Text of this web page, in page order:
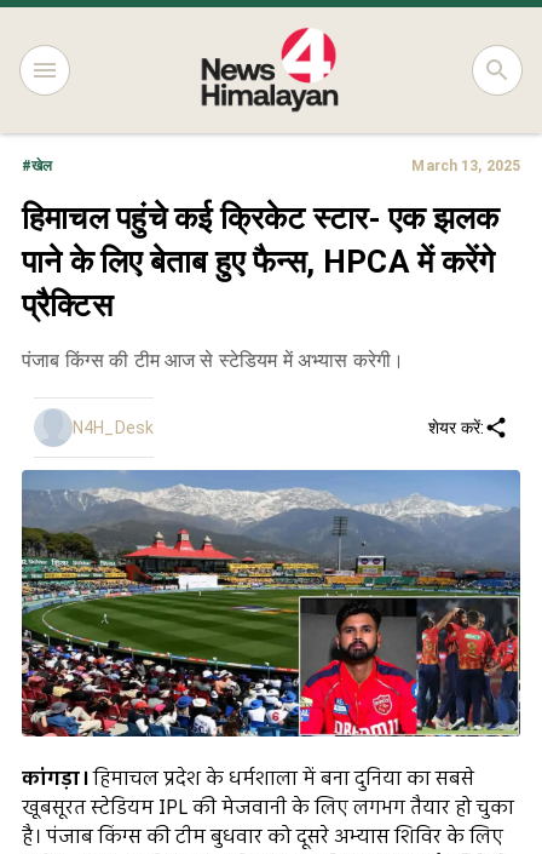
#खेल March 13, 2025
हिमाचल पहुंचे कई क्रिकेट स्टार- एक झलक
पाने के लिए बेताब हुए फैन्स, HPCA में करेंगे
प्रैक्टिस
पंजाब किंग्स की टीम आज से स्टेडियम में अभ्यास करेगी।
N4H_Desk शेयर करें:
कांगड़ा।हिमाचल प्रदेश के धर्मशाला में बना दुनिया का सबसे
खूबसूरत स्टेडियम IPL की मेजवानी के लिए लगभग तैयार हो चुका
है। पंजाब किंग्स की टीम बुधवार को दूसरे अभ्यास शिविर के लिए